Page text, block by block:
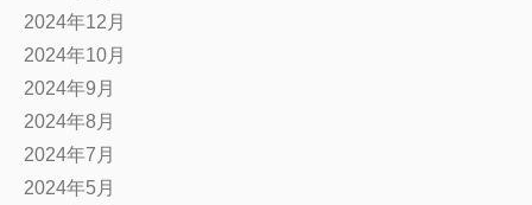
2024年12月
2024年10月
2024年9月
2024年8月
2024年7月
2024年5月